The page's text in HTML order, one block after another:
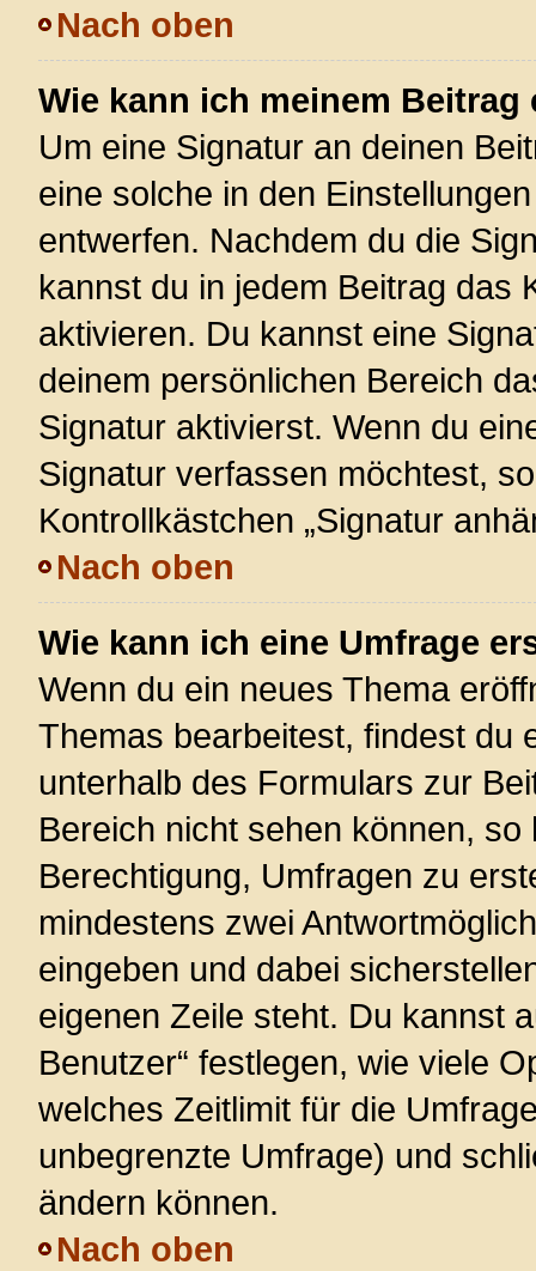
Nach oben
Wie kann ich meinem
Um eine Signatur an deinen
eine solche in den
entwerfen. Nachdem du die
kannst du in jedem Beitrag das
aktivieren. Du kannst eine
deinem persönlichen Bereich
Signatur aktivierst. Wenn du
Signatur verfassen möchtest,
Kontrollkästchen „Signatur
Nach oben
Wie kann ich eine Umfrage
Wenn du ein neues Thema
Themas bearbeitest, findest du
unterhalb des Formulars zur
Bereich nicht sehen können,
Berechtigung, Umfragen zu
mindestens zwei
eingeben und dabei
eigenen Zeile steht. Du kannst
Benutzer“ festlegen, wie viele
welches Zeitlimit für die
unbegrenzte Umfrage) und
ändern können.
Nach oben